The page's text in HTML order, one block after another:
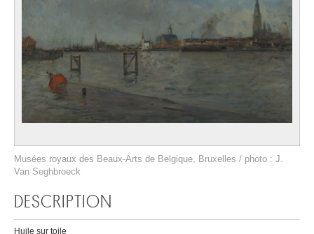
Musées royaux des Beaux-Arts de Belgique, Bruxelles / photo : J.
Van Seghbroeck
DESCRIPTION
Huile sur toile